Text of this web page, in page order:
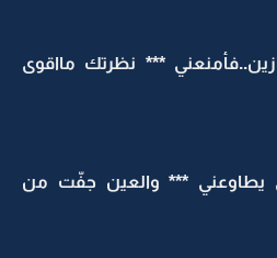
*** نظرتك مااقوى
*** والعين جفّت من